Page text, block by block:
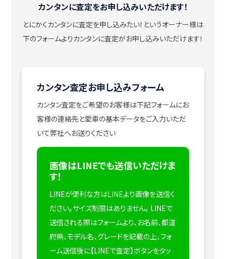
カンタンに査定をお申し込みいただけます！
とにかくカンタンに査定を申し込みたい！ というオーナー様は
下のフォームよりカンタンに査定がお申し込みいただけます！
カンタン査定お申し込みフォーム
カンタン査定をご希望のお客様は下記フォームにお
客様の連絡先と愛車の基本データをご入力いただ
いて弊社へお送りください
画像はLINEでも送信いただけま
す！
LINEが便利な方はLINEより画像を送信く
ださい。サイズ制限はありません。 LINEで
送信される際はフォームより、お名前、都道
府県、モデル名、グレードを記載の上、フォ
ーム送信後に【LINEで査定】ボタンをタッ